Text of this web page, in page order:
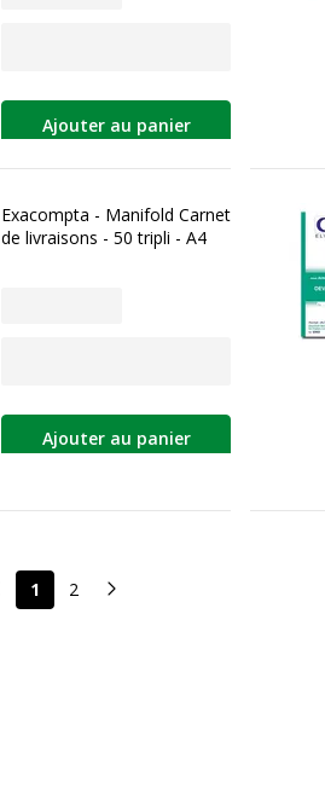
Ajouter au panier
Exacompta - Manifold Carnet
de livraisons - 50 tripli - A4
Ajouter au panier
précédente
1 2 Page suivante